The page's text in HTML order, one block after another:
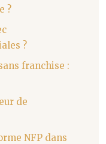
?
?
franchise :
de
NFP dans